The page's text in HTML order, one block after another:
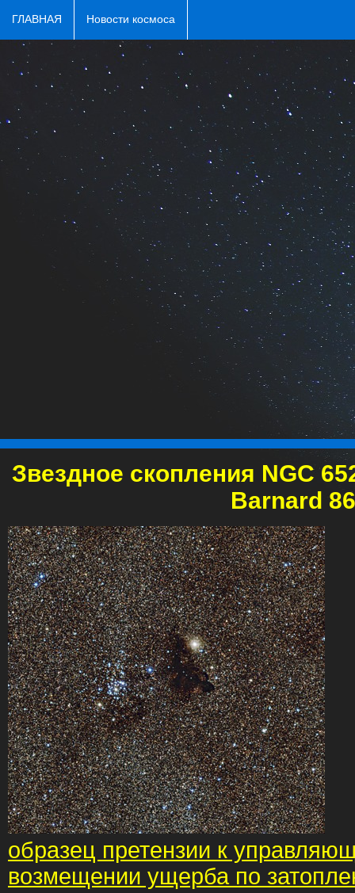
ГЛАВНАЯ Новости космоса
Звездное скопления NGC
Barnard 86
образец претензии к
возмещении ущерба по